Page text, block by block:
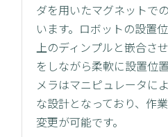
ダを用いたマグネットで
います。ロボットの設置
上のディンプルと嵌合さ
をしながら柔軟に設置位
メラはマニピュレータに
な設計となっており、作
変更が可能です。